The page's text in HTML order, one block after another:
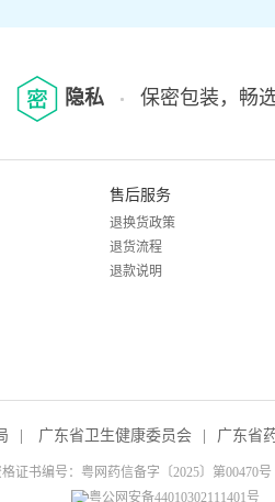
隐私 保密包装，畅
售后服务
退换货政策
退货流程
退款说明
广东省卫生健康委员会 广东省
证书编号：粤网药信备字〔2025〕第00470号
粤公网安备44010302111401号